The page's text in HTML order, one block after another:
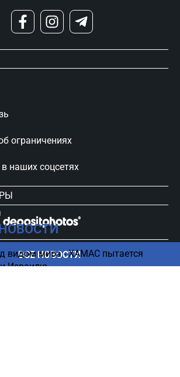
видом мира - ХАМАС пытается
Израилю
ВСЕ НОВОСТИ
ограничениях
наших соцсетях
Все права защищены